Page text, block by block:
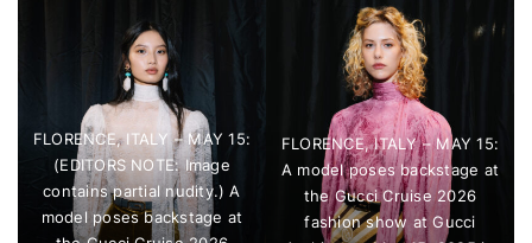
FLORENCE, ITALY – MAY 15:
(EDITORS NOTE: Image
contains partial nudity.) A
model poses backstage at
FLORENCE, ITALY – MAY 15:
A model poses backstage at
the Gucci Cruise 2026
fashion show at Gucci